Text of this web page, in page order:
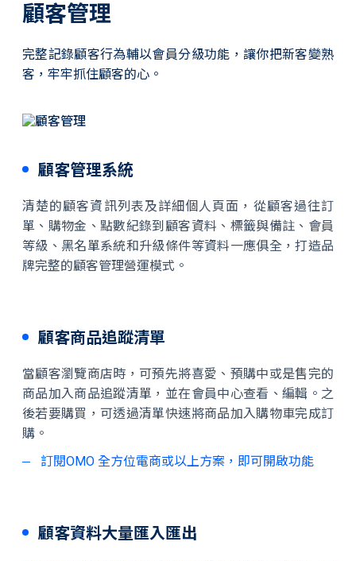
顧客管理
完整記錄顧客行為輔以會員分級功能，讓你把新客變熟
客，牢牢抓住顧客的心。
顧客管理系統
清楚的顧客資訊列表及詳細個人頁面，從顧客過往訂
單、購物金、點數紀錄到顧客資料、標籤與備註、會員
等級、黑名單系統和升級條件等資料一應俱全，打造品
牌完整的顧客管理營運模式。
顧客商品追蹤清單
當顧客瀏覽商店時，可預先將喜愛、預購中或是售完的
商品加入商品追蹤清單，並在會員中心查看、編輯。之
後若要購買，可透過清單快速將商品加入購物車完成訂
購。
訂閱OMO 全方位電商或以上方案，即可開啟功能
顧客資料大量匯入匯出